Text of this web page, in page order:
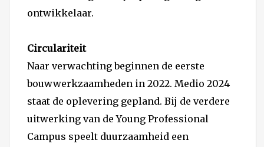
ontwikkelaar.
Circulariteit
Naar verwachting beginnen de eerste
bouwwerkzaamheden in 2022. Medio 2024
staat de oplevering gepland. Bij de verdere
uitwerking van de Young Professional
Campus speelt duurzaamheid een